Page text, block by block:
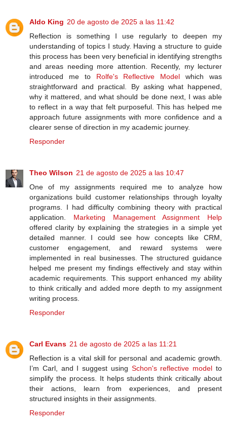
Aldo King 20 de agosto de 2025 a las 11:42
Reflection is something I use regularly to deepen my
understanding of topics I study. Having a structure to guide
this process has been very beneficial in identifying strengths
and areas needing more attention. Recently, my lecturer
introduced me to Rolfe's Reflective Model which was
straightforward and practical. By asking what happened,
why it mattered, and what should be done next, I was able
to reflect in a way that felt purposeful. This has helped me
approach future assignments with more confidence and a
clearer sense of direction in my academic journey.
Responder
Theo Wilson 21 de agosto de 2025 a las 10:47
One of my assignments required me to analyze how
organizations build customer relationships through loyalty
programs. I had difficulty combining theory with practical
application. Marketing Management Assignment Help
offered clarity by explaining the strategies in a simple yet
detailed manner. I could see how concepts like CRM,
customer engagement, and reward systems were
implemented in real businesses. The structured guidance
helped me present my findings effectively and stay within
academic requirements. This support enhanced my ability
to think critically and added more depth to my assignment
writing process.
Responder
Carl Evans 21 de agosto de 2025 a las 11:21
Reflection is a vital skill for personal and academic growth.
I’m Carl, and I suggest using Schon's reflective model to
simplify the process. It helps students think critically about
their actions, learn from experiences, and present
structured insights in their assignments.
Responder